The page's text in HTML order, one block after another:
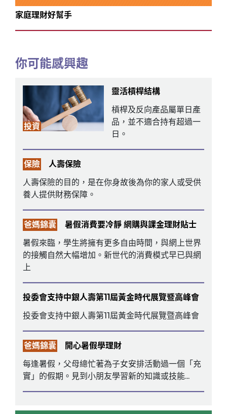
家庭理財好幫手
你可能感興趣
投資
靈活槓桿結構
槓桿及反向產品屬單日產
品，並不適合持有超過一
日。
保險
人壽保險
人壽保險的目的，是在你身故後為你的家人或受供
養人提供財務保障。
爸媽錦囊
暑假消費要冷靜 網購與課金理財貼士
暑假來臨，學生將擁有更多自由時間，與網上世界
的接觸自然大幅增加。新世代的消費模式早已與網
上
投委會支持中銀人壽第11屆黃金時代展覽暨高峰會
投委會支持中銀人壽第11屆黃金時代展覽暨高峰會
爸媽錦囊
開心暑假學理財
每逢暑假，父母總忙著為子女安排活動過一個「充
實」的假期。見到小朋友學習新的知識或技能...